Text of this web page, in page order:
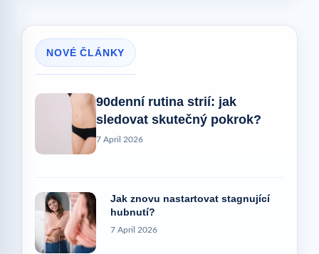
NOVÉ ČLÁNKY
90denní rutina strií: jak
sledovat skutečný pokrok?
7 April 2026
Jak znovu nastartovat stagnující
hubnutí?
7 April 2026